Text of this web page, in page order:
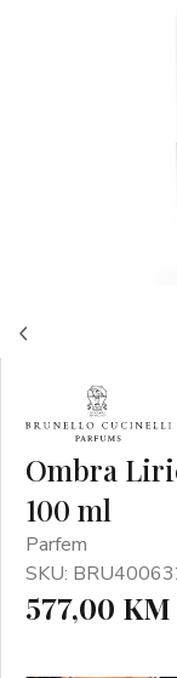
Ombra
100 ml
Parfem
SKU:
577,00 KM